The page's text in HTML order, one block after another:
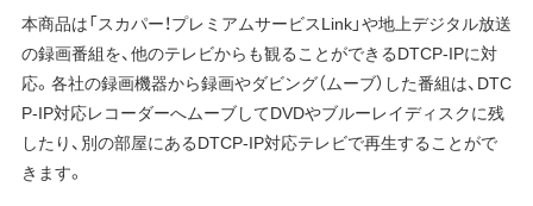
本商品は「スカパー！プレミアムサービスLink」や地上デジタル放送
の録画番組を、他のテレビからも観ることができるDTCP-IPに対
応。各社の録画機器から録画やダビング（ムーブ）した番組は、DTC
P-IP対応レコーダーへムーブしてDVDやブルーレイディスクに残
したり、別の部屋にあるDTCP-IP対応テレビで再生することがで
きます。